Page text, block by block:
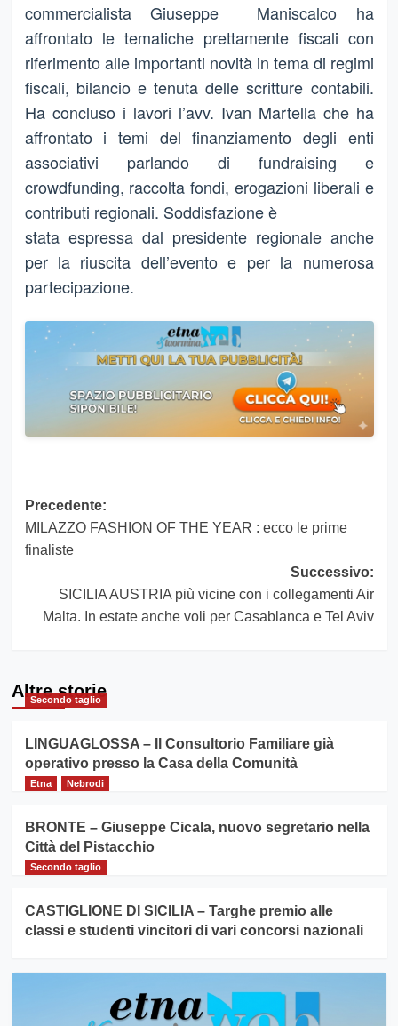
commercialista Giuseppe Maniscalco ha
affrontato le tematiche prettamente fiscali con
riferimento alle importanti novità in tema di regimi
fiscali, bilancio e tenuta delle scritture contabili.
Ha concluso i lavori l’avv. Ivan Martella che ha
affrontato i temi del finanziamento degli enti
associativi parlando di fundraising e
crowdfunding, raccolta fondi, erogazioni liberali e
contributi regionali. Soddisfazione è
stata espressa dal presidente regionale anche
per la riuscita dell’evento e per la numerosa
partecipazione.
Navigazione
articolo
Precedente:
MILAZZO FASHION OF THE YEAR : ecco le prime
finaliste
Successivo:
SICILIA AUSTRIA più vicine con i collegamenti Air
Malta. In estate anche voli per Casablanca e Tel Aviv
Altre storie
Secondo taglio
LINGUAGLOSSA – Il Consultorio Familiare già
operativo presso la Casa della Comunità
Etna Nebrodi
BRONTE – Giuseppe Cicala, nuovo segretario nella
Città del Pistacchio
Secondo taglio
CASTIGLIONE DI SICILIA – Targhe premio alle
classi e studenti vincitori di vari concorsi nazionali